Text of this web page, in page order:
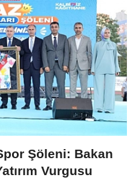
Şöleni: Bakan
Vurgusu